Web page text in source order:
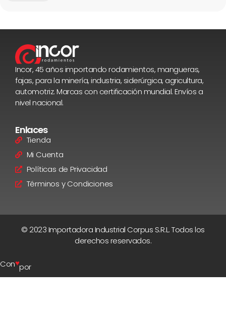
Incor, 45 años importando rodamientos, mangueras,
fajas, para la minería, industria, siderúrgica, agricultura,
automotriz. Marcas con certificación mundial. Envíos a
nivel nacional.
Enlaces
Tienda
Mi Cuenta
Políticas de Privacidad
Términos y Condiciones
© 2023 Importadora Industrial Corpus S.R.L. Todos los
derechos reservados.
Con♥por